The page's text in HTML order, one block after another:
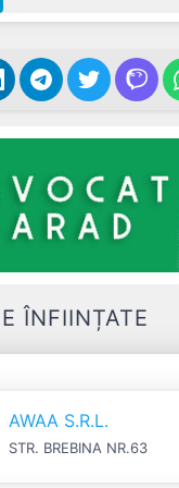
ÎNFIINȚATE
AWAA S.R.L.
STR. BREBINA NR.63